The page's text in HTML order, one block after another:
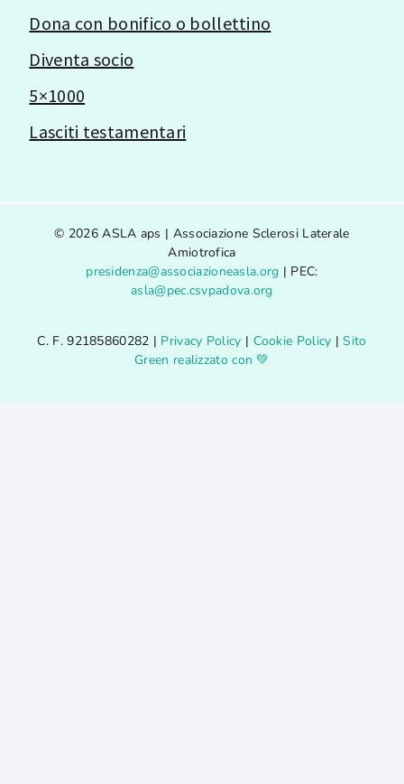
Dona con bonifico o bollettino
Diventa socio
5×1000
Lasciti testamentari
© 2026 ASLA aps | Associazione Sclerosi Laterale
Amiotrofica
presidenza@associazioneasla.org | PEC:
asla@pec.csvpadova.org
C. F. 92185860282 | Privacy Policy | Cookie Policy |Sito
Green realizzato con 💚